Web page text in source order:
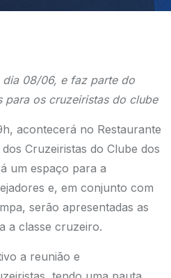
dia 08/06, e faz parte do
para os cruzeiristas do clube
acontecerá no Restaurante
Cruzeiristas do Clube dos
um espaço para a
e, em conjunto com
serão apresentadas as
a classe cruzeiro.
a reunião e